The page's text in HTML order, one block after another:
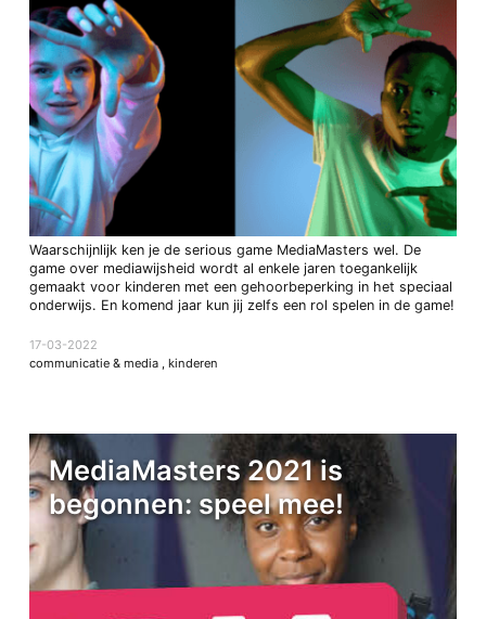
Waarschijnlijk ken je de serious game MediaMasters wel. De
game over mediawijsheid wordt al enkele jaren toegankelijk
gemaakt voor kinderen met een gehoorbeperking in het speciaal
onderwijs. En komend jaar kun jij zelfs een rol spelen in de game!
17-03-2022
communicatie & media , kinderen
MediaMasters 2021 is
begonnen: speel mee!